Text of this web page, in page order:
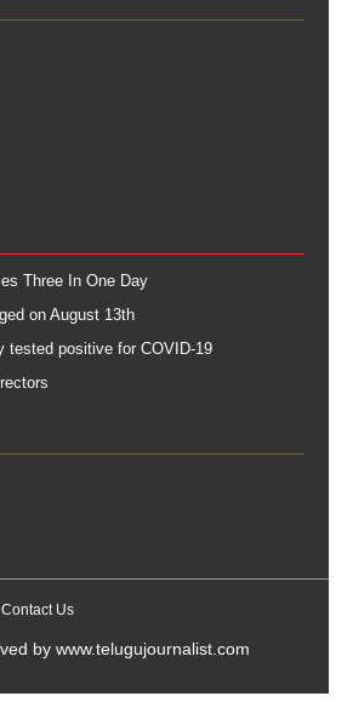
Three In One Day
on August 13th
tested positive for COVID-19
Contact Us
by www.telugujournalist.com